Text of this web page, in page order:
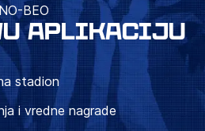
BEO
APLIKACIJU
stadion
i vredne nagrade